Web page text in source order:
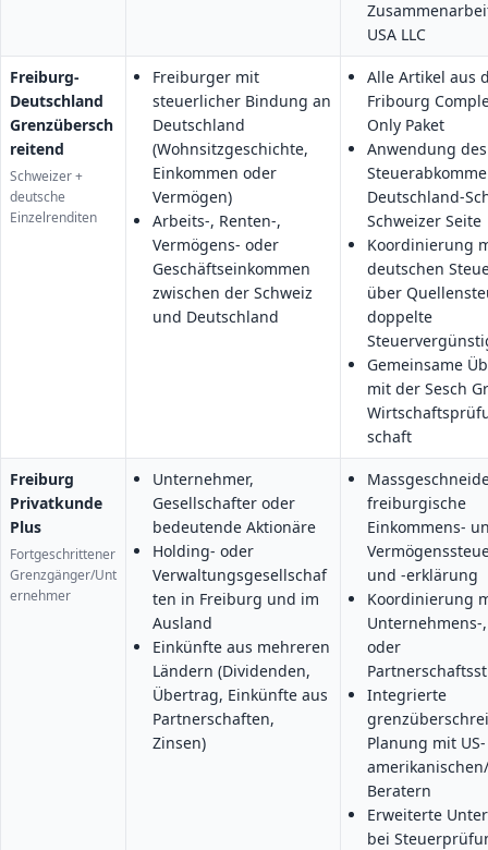
USA LLC
Freiburg-
Deutschland
Grenzübersch
reitend
Schweizer +
deutsche
Einzelrenditen
Freiburger mit
steuerlicher Bindung an
Deutschland
(Wohnsitzgeschichte,
Einkommen oder
Vermögen)
Arbeits-, Renten-,
Vermögens- oder
Geschäftseinkommen
zwischen der Schweiz
und Deutschland
Alle Artikel aus
Fribourg
Only Paket
Anwendung des
Deutschland-
Schweizer Seite
Koordinierung
deutschen
über
doppelte
Gemeinsame
mit der Sesch
schaft
Freiburg
Privatkunde
Plus
Fortgeschrittener
Grenzgänger/Unt
ernehmer
Unternehmer,
Gesellschafter oder
bedeutende Aktionäre
Holding- oder
Verwaltungsgesellschaf
ten in Freiburg und im
Ausland
Einkünfte aus mehreren
Ländern (Dividenden,
Übertrag, Einkünfte aus
Partnerschaften,
Zinsen)
freiburgische
Einkommens-
und -erklärung
Koordinierung
Unternehmens-
oder
Integrierte
Planung mit US-
Beratern
Erweiterte
bei